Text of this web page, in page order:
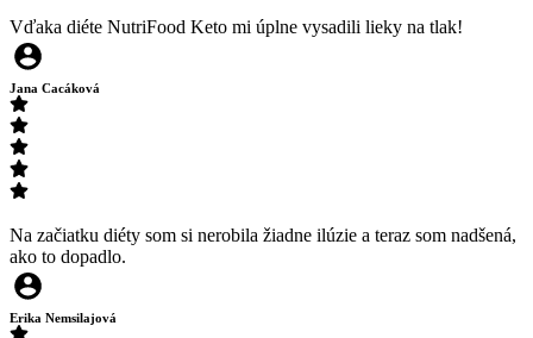
Vďaka diéte NutriFood Keto mi úplne vysadili lieky na tlak!
Jana Cacáková
Na začiatku diéty som si nerobila žiadne ilúzie a teraz som nadšená,
ako to dopadlo.
Erika Nemsilajová